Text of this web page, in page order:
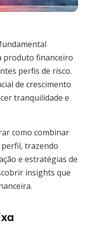
produto financeiro
perfis de risco.
de crescimento
tranquilidade e
como combinar
trazendo
e estratégias de
insights que